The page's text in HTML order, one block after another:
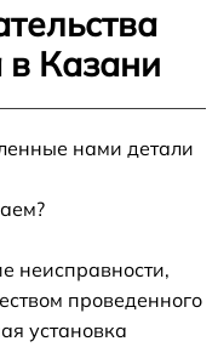
в Казани
нами детали
неисправности,
проведенного
установка